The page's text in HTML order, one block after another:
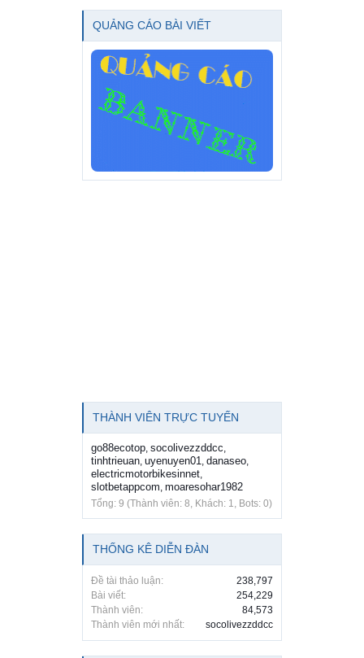
QUẢNG CÁO BÀI VIẾT
THÀNH VIÊN TRỰC TUYẾN
go88ecotop socolivezzddcc
tinhtrieuan uyenuyen01 danaseo
electricmotorbikesinnet
slotbetappcom moaresohar1982
Tổng: 9 (Thành viên: 8, Khách: 1, Bots: 0)
THỐNG KÊ DIỄN ĐÀN
Đề tài thảo luận:
238,797
Bài viết:
254,229
Thành viên:
84,573
Thành viên mới nhất:
socolivezzddcc